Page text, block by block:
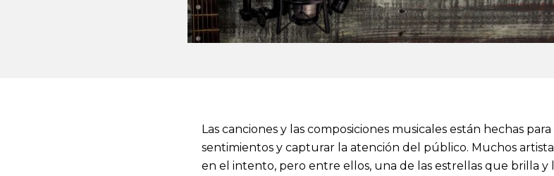
Las canciones y las composiciones musicales están hechas
sentimientos y capturar la atención del público. Muchos
en el intento, pero entre ellos, una de las estrellas que brilla